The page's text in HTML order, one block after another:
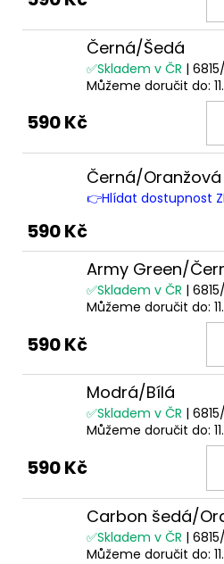
Černá/Šedá
✅Skladem v ČR |
Můžeme doručit do:
590 Kč
Černá/Oranžová
👉Hlídat dostupnost
590 Kč
Army Green/
✅Skladem v ČR |
Můžeme doručit do:
590 Kč
Modrá/Bílá
✅Skladem v ČR |
Můžeme doručit do:
590 Kč
Carbon šedá/
✅Skladem v ČR |
Můžeme doručit do: